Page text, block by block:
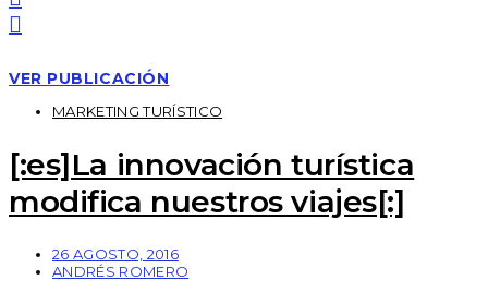
VER PUBLICACIÓN
MARKETING TURÍSTICO
[:es]La innovación turística
modifica nuestros viajes[:]
26 AGOSTO, 2016
ANDRÉS ROMERO